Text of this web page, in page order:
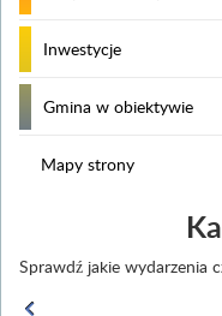
Inwestycje
Gmina w obiektywie
Mapy strony
Sprawdź jakie wydarzenia